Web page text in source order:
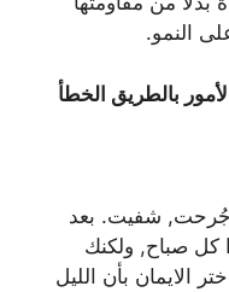
النمو.
جُرحت, شفيت. بعد
كل صباح, ولكنك
الايمان بأن الليل